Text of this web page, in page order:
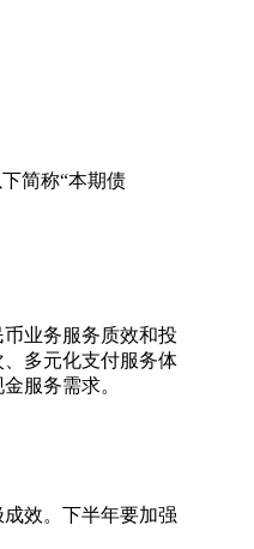
简称“本期债
业务服务质效和投
多元化支付服务体
服务需求。
效。下半年要加强